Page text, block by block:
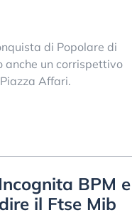
di Popolare di
anche un corrispettivo
Affari.
BPM e
il Ftse Mib